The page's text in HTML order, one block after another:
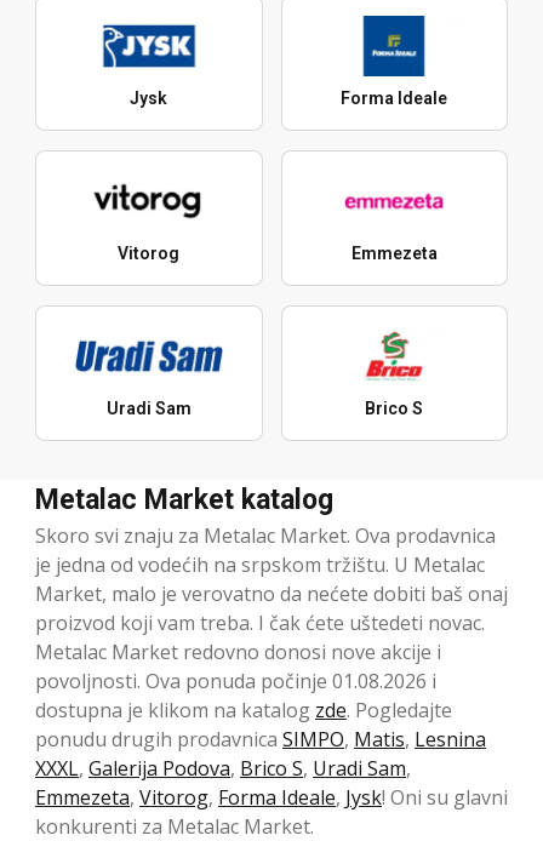
Jysk Forma Ideale
Vitorog Emmezeta
Uradi Sam Brico S
Metalac Market katalog
Skoro svi znaju za Metalac Market. Ova prodavnica
je jedna od vodećih na srpskom tržištu. U Metalac
Market, malo je verovatno da nećete dobiti baš onaj
proizvod koji vam treba. I čak ćete uštedeti novac.
Metalac Market redovno donosi nove akcije i
povoljnosti. Ova ponuda počinje 01.08.2026 i
dostupna je klikom na katalog zde. Pogledajte
ponudu drugih prodavnica SIMPO, Matis, Lesnina
XXXL, Galerija Podova, Brico S, Uradi Sam,
Emmezeta, Vitorog, Forma Ideale, Jysk! Oni su glavni
konkurenti za Metalac Market.